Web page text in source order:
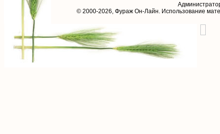
© 2000-2026, Фураж Он-Лайн. Использование